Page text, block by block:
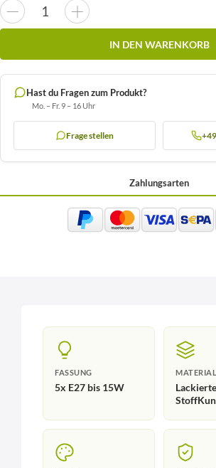
IN DEN WARENKORB
Hast du Fragen zum Produkt?
Mo. – Fr. 9 – 16 Uhr
Frage stellen
Zahlungsarten
FASSUNG
5x E27 bis 15W
MATERIAL